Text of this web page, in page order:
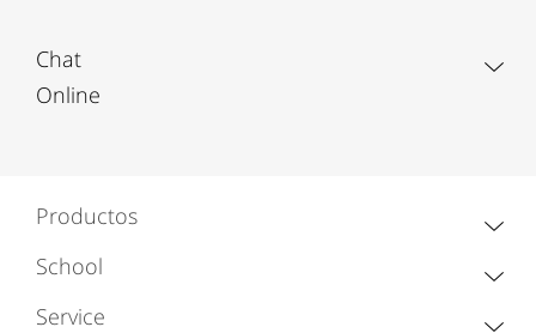
Chat
Online
Productos
School
Service